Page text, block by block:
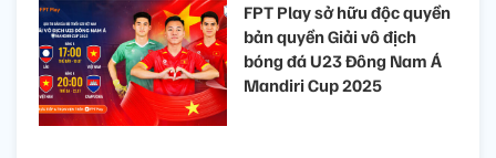
FPT Play sở hữu độc quyền
bản quyền Giải vô địch
bóng đá U23 Đông Nam Á
Mandiri Cup 2025